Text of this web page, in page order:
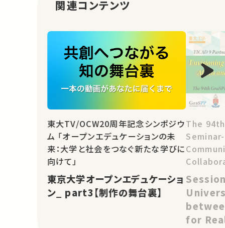
関連コンテンツ
東大TV/OCW20周年記念シンポジウ
ム 「オープンエデュケーションの未
来：大学と社会をつなぐ新たな学びに
向けて」
東京大学オープンエデュケーショ
ン_ part3【制作の舞台裏】
The
and
Project
for